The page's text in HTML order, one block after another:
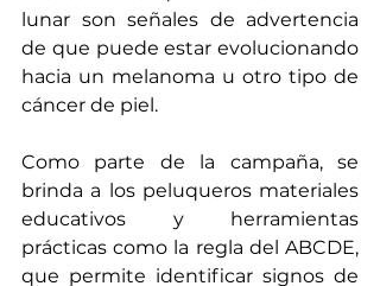
lunar son señales de advertencia
de que puede estar evolucionando
hacia un melanoma u otro tipo de
cáncer de piel.
Como parte de la campaña, se
brinda a los peluqueros materiales
educativos y herramientas
prácticas como la regla del ABCDE,
que permite identificar signos de